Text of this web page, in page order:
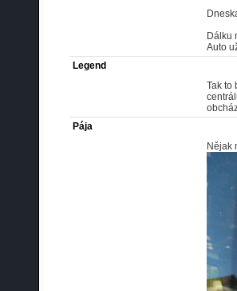
Dálku
Auto
Legend
Tak to
Pája
Nějak